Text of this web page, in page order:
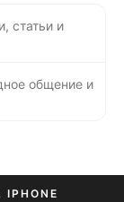
статьи и
общение и